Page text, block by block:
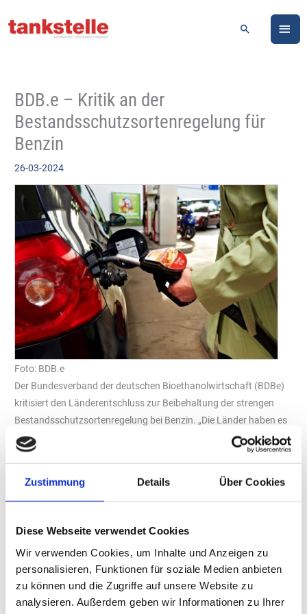
Zustimmung Details Über Cookies
Diese Webseite verwendet Cookies
Wir verwenden Cookies, um Inhalte und Anzeigen zu
personalisieren, Funktionen für soziale Medien anbieten
zu können und die Zugriffe auf unsere Website zu
analysieren. Außerdem geben wir Informationen zu Ihrer
Inhalt
Suchen
BDB.e – Kritik an der
Bestandsschutzsortenregelung für
Benzin
26-03-2024
Foto: BDB.e
Der Bundesverband der deutschen Bioethanolwirtschaft (BDBe)
kritisiert den Länderentschluss zur Beibehaltung der strengen
Bestandsschutzsortenregelung bei Benzin. „Die Länder haben es
heute im Rahmen der Abstimmung über die von der
Bundesregierung vorgelegte geänderte 10. Bundes-
versäumt, bei der Markteinführung neuer regenerativer
Kraftstoffsorten auch für eine Anpassung der
Entscheidung, weiterhin allen Tankstellenbetreibern
vorzuschreiben, neben Super E10 immer auch Super E5 anbieten
zu müssen, hemmten die Länder den gewünschten
Markthochlauf neuer klimafreundlicher Kraftstoffalternativen wie